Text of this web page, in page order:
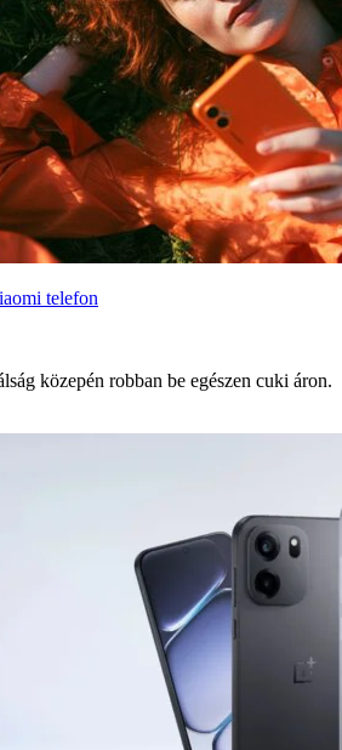
telefon
közepén robban be egészen cuki áron.